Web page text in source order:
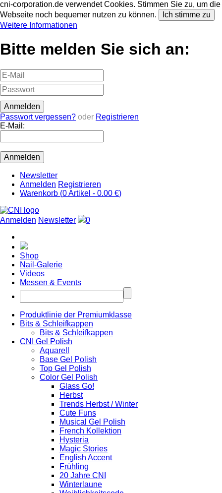
cni-corporation.de verwendet Cookies. Stimmen Sie zu, um die
Webseite noch bequemer nutzen zu können.
Ich stimme zu
Weitere Informationen
Bitte melden Sie sich an:
Passwort vergessen? oder Registrieren
E-Mail:
Newsletter
Anmelden Registrieren
Warenkorb (0Artikel - 0.00 €)
Anmelden Newsletter 0
Shop
Nail-Galerie
Videos
Messen & Events
Produktlinie der Premiumklasse
Bits & Schleifkappen
Bits & Schleifkappen
CNI Gel Polish
Aquarell
Base Gel Polish
Top Gel Polish
Color Gel Polish
Glass Go!
Herbst
Trends Herbst / Winter
Cute Funs
Musical Gel Polish
French Kollektion
Hysteria
Magic Stories
English Accent
Frühling
20 Jahre CNI
Winterlaune